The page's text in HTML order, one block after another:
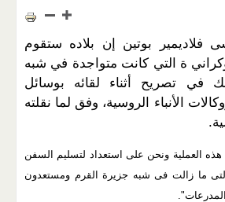
فلاديمير بوتين إن بلاده ستقوم
ة التي كانت متواجدة في شبه
في تصريح أثناء لقائه بوسائل
الأنباء الروسية، وفق لما نقلته
هذه العملية ونحن على استعداد لتسليم السفن
التى ما زالت فى شبه جزيرة القرم ومستعدون